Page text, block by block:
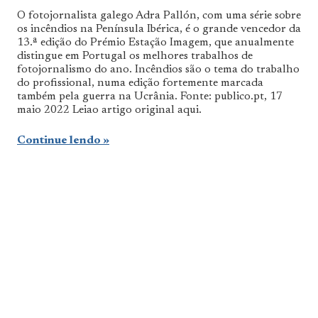
O fotojornalista galego Adra Pallón, com uma série sobre
os incêndios na Península Ibérica, é o grande vencedor da
13.ª edição do Prémio Estação Imagem, que anualmente
distingue em Portugal os melhores trabalhos de
fotojornalismo do ano. Incêndios são o tema do trabalho
do profissional, numa edição fortemente marcada
também pela guerra na Ucrânia. Fonte: publico.pt, 17
maio 2022 Leiao artigo original aqui.
Continue lendo